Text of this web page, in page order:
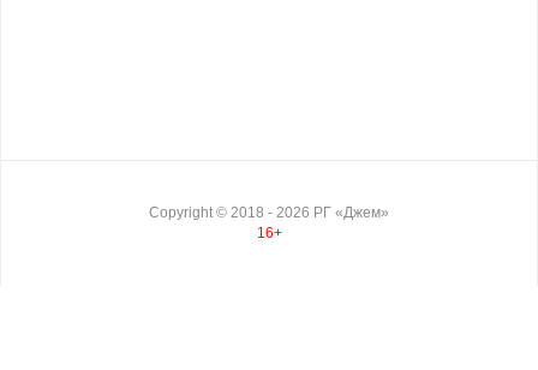
Copyright © 2018 - 2026 РГ «Джем»
16+